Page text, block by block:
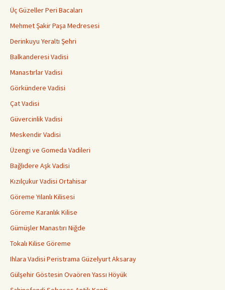
Üç Güzeller Peri Bacaları
Mehmet Şakir Paşa Medresesi
Derinkuyu Yeraltı Şehri
Balkanderesi Vadisi
Manastırlar Vadisi
Görkündere Vadisi
Çat Vadisi
Güvercinlik Vadisi
Meskendir Vadisi
Üzengi ve Gomeda Vadileri
Bağlıdere Aşk Vadisi
Kızılçukur Vadisi Ortahisar
Göreme Yılanlı Kilisesi
Göreme Karanlık Kilise
Gümüşler Manastırı Niğde
Tokalı Kilise Göreme
Ihlara Vadisi Peristrama Güzelyurt Aksaray
Gülşehir Göstesin Ovaören Yassı Höyük